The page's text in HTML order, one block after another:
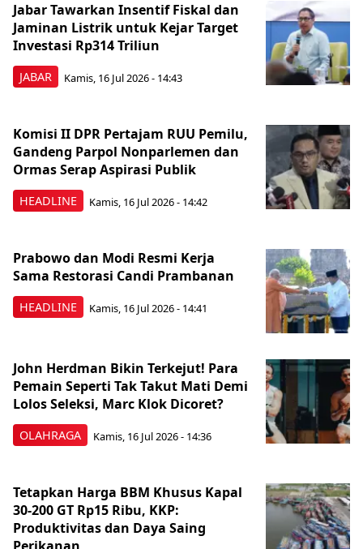
JABAR
Jabar Tawarkan Insentif Fiskal dan
Jaminan Listrik untuk Kejar Target
Investasi Rp314 Triliun
Kamis, 16 Jul 2026 - 14:43
HEADLINE
Komisi II DPR Pertajam RUU Pemilu,
Gandeng Parpol Nonparlemen dan
Ormas Serap Aspirasi Publik
Kamis, 16 Jul 2026 - 14:42
HEADLINE
Prabowo dan Modi Resmi Kerja
Sama Restorasi Candi Prambanan
Kamis, 16 Jul 2026 - 14:41
OLAHRAGA
John Herdman Bikin Terkejut! Para
Pemain Seperti Tak Takut Mati Demi
Lolos Seleksi, Marc Klok Dicoret?
Kamis, 16 Jul 2026 - 14:36
Tetapkan Harga BBM Khusus Kapal
30-200 GT Rp15 Ribu, KKP:
Produktivitas dan Daya Saing